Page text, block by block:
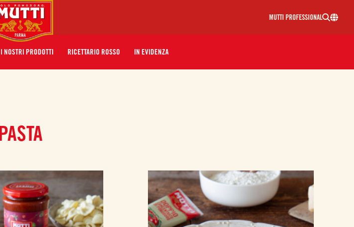
MUTTI PROFESSIONAL
I NOSTRI PRODOTTI RICETTARIO ROSSO IN EVIDENZA